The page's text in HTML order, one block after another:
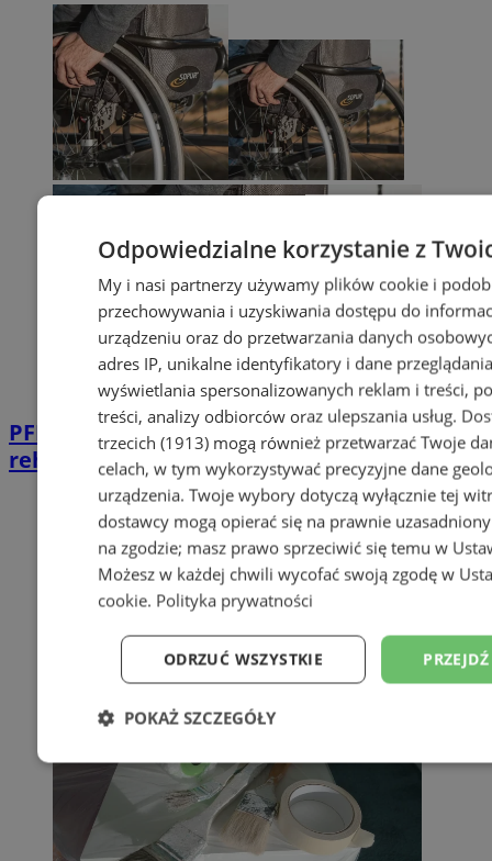
PFRON wspiera rudzian - 6,8 mln zł na
rehabilitację i aktywizację zawodową
Odpowiedzialne korzystanie z
My i nasi partnerzy używamy plików cookie i
przechowywania i uzyskiwania dostępu do
urządzeniu oraz do przetwarzania danych
adres IP, unikalne identyfikatory i dane
wyświetlania spersonalizowanych reklam i treści,
treści, analizy odbiorców oraz ulepszania usług.
trzecich (1913)mogą również przetwarzać Twoje
celach, w tym wykorzystywać precyzyjne dane
urządzenia. Twoje wybory dotyczą wyłącznie tej
dostawcy mogą opierać się na prawnie
na zgodzie; masz prawo sprzeciwić się temu w
Możesz w każdej chwili wycofać swoją zgodę w
cookie. Polityka prywatności
ODRZUĆ WSZYSTKIE
POKAŻ SZCZEGÓŁY
Niezbędne Wydajność Targetowanie
Niesklasyfikowane